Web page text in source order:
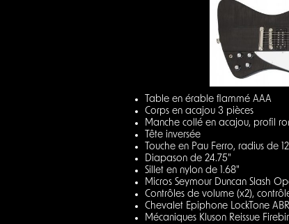
Table en érable flammé AAA
Corps en acajou 3 pièces
Manche collé en acajou, profil
Tête inversée
Touche en Pau Ferro, radius de
Diapason de 24.75"
Sillet en nylon de 1.68"
Micros Seymour Duncan Slash
Contrôles de volume (x2),
Chevalet Epiphone LockTone
Mécaniques Kluson Reissue